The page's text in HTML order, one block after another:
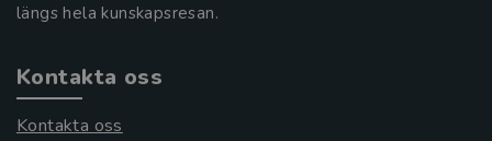
längs hela kunskapsresan.
Kontakta oss
Kontakta oss